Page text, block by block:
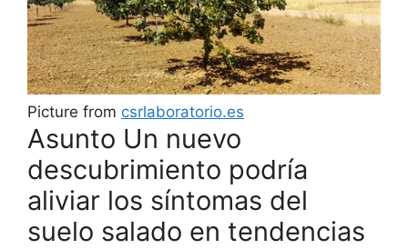
Picture from csrlaboratorio.es
Asunto Un nuevo
descubrimiento podría
aliviar los síntomas del
suelo salado en tendencias